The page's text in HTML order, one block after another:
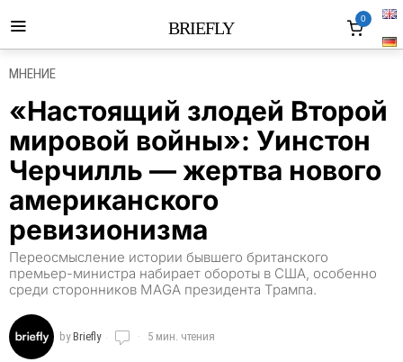
BRIEFLY 0
МНЕНИЕ
«Настоящий злодей Второй
мировой войны»: Уинстон
Черчилль — жертва нового
американского
ревизионизма
Переосмысление истории бывшего британского
премьер-министра набирает обороты в США, особенно
среди сторонников MAGA президента Трампа.
byBriefly 5 мин. чтения